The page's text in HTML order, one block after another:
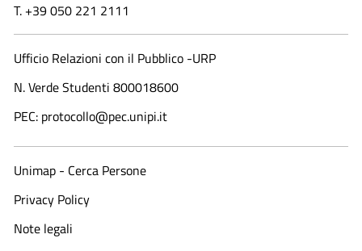
T. +39 050 221 2111
Ufficio Relazioni con il Pubblico -URP
N. Verde Studenti 800018600​
PEC: protocollo@pec.unipi.it
Unimap - Cerca Persone
Privacy Policy
Note legali